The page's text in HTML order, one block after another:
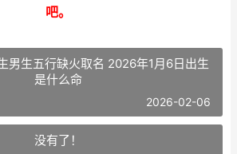
吧。
男生五行缺火取名 2026年1月6日出生
是什么命
2026-02-06
没有了！